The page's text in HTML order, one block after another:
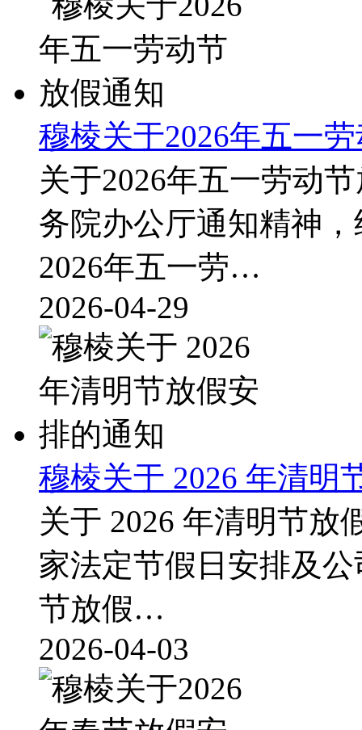
穆棱关于2026年五一
关于2026年五一劳动
务院办公厅通知精神
2026年五一劳…
2026-04-29
穆棱关于 2026 年清明
关于 2026 年清明节放
家法定节假日安排及
节放假…
2026-04-03